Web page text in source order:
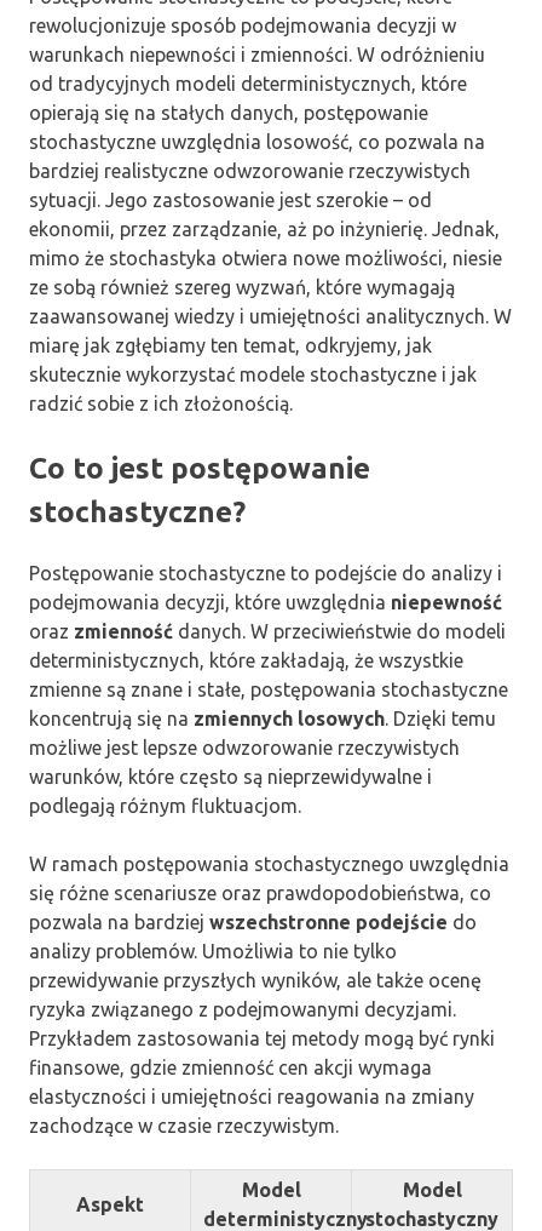
rewolucjonizuje sposób podejmowania decyzji w
warunkach niepewności i zmienności. W odróżnieniu
od tradycyjnych modeli deterministycznych, które
opierają się na stałych danych, postępowanie
stochastyczne uwzględnia losowość, co pozwala na
bardziej realistyczne odwzorowanie rzeczywistych
sytuacji. Jego zastosowanie jest szerokie – od
ekonomii, przez zarządzanie, aż po inżynierię. Jednak,
mimo że stochastyka otwiera nowe możliwości, niesie
ze sobą również szereg wyzwań, które wymagają
zaawansowanej wiedzy i umiejętności analitycznych. W
miarę jak zgłębiamy ten temat, odkryjemy, jak
skutecznie wykorzystać modele stochastyczne i jak
radzić sobie z ich złożonością.
Co to jest postępowanie
stochastyczne?
Postępowanie stochastyczne to podejście do analizy i
podejmowania decyzji, które uwzględnia niepewność
oraz zmienność danych. W przeciwieństwie do modeli
deterministycznych, które zakładają, że wszystkie
zmienne są znane i stałe, postępowania stochastyczne
koncentrują się na zmiennych losowych. Dzięki temu
możliwe jest lepsze odwzorowanie rzeczywistych
warunków, które często są nieprzewidywalne i
podlegają różnym fluktuacjom.
W ramach postępowania stochastycznego uwzględnia
się różne scenariusze oraz prawdopodobieństwa, co
pozwala na bardziej wszechstronne podejście do
analizy problemów. Umożliwia to nie tylko
przewidywanie przyszłych wyników, ale także ocenę
ryzyka związanego z podejmowanymi decyzjami.
Przykładem zastosowania tej metody mogą być rynki
finansowe, gdzie zmienność cen akcji wymaga
elastyczności i umiejętności reagowania na zmiany
zachodzące w czasie rzeczywistym.
Aspekt
Model
deterministyczny
Model
stochastyczny